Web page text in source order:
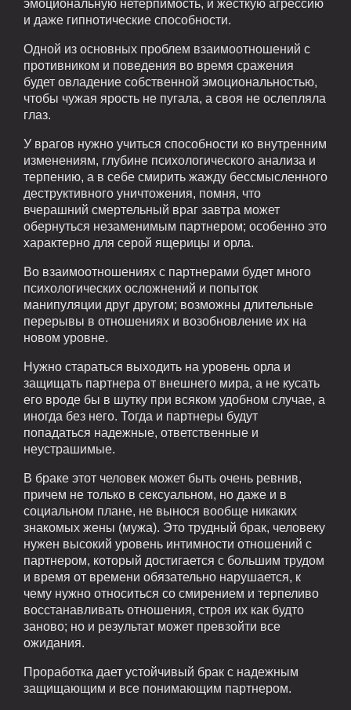
эмоциональную нетерпимость, и жесткую агрессию
и даже гипнотические способности.
Одной из основных проблем взаимоотношений с
противником и поведения во время сражения
будет овладение собственной эмоциональностью,
чтобы чужая ярость не пугала, а своя не ослепляла
глаз.
У врагов нужно учиться способности ко внутренним
изменениям, глубине психологического анализа и
терпению, а в себе смирить жажду бессмысленного
деструктивного уничтожения, помня, что
вчерашний смертельный враг завтра может
обернуться незаменимым партнером; особенно это
характерно для серой ящерицы и орла.
Во взаимоотношениях с партнерами будет много
психологических осложнений и попыток
манипуляции друг другом; возможны длительные
перерывы в отношениях и возобновление их на
новом уровне.
Нужно стараться выходить на уровень орла и
защищать партнера от внешнего мира, а не кусать
его вроде бы в шутку при всяком удобном случае, а
иногда без него. Тогда и партнеры будут
попадаться надежные, ответственные и
неустрашимые.
В браке этот человек может быть очень ревнив,
причем не только в сексуальном, но даже и в
социальном плане, не вынося вообще никаких
знакомых жены (мужа). Это трудный брак, человеку
нужен высокий уровень интимности отношений с
партнером, который достигается с большим трудом
и время от времени обязательно нарушается, к
чему нужно относиться со смирением и терпеливо
восстанавливать отношения, строя их как будто
заново; но и результат может превзойти все
ожидания.
Проработка дает устойчивый брак с надежным
защищающим и все понимающим партнером.